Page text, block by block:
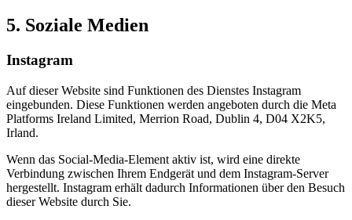
5. Soziale Medien
Instagram
Auf dieser Website sind Funktionen des Dienstes Instagram
eingebunden. Diese Funktionen werden angeboten durch die Meta
Platforms Ireland Limited, Merrion Road, Dublin 4, D04 X2K5,
Irland.
Wenn das Social-Media-Element aktiv ist, wird eine direkte
Verbindung zwischen Ihrem Endgerät und dem Instagram-Server
hergestellt. Instagram erhält dadurch Informationen über den Besuch
dieser Website durch Sie.